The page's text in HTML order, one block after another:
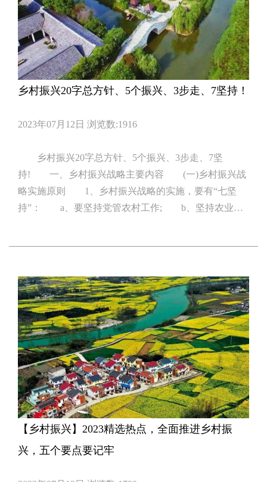
乡村振兴20字总方针、5个振兴、3步走、7坚持！
2023年07月12日 浏览数:1916
乡村振兴20字总方针、5个振兴、3步走、7坚
持! 一、乡村振兴战略主要内容 (一)乡村振兴战
略实施原则 1、乡村振兴战略的实施，要有“七坚
持”： a、要坚持党管农村工作; b、坚持农业农
和完善农村基本经营制度。 2、保持土地承包
【乡村振兴】2023精选热点，全面推进乡村振
兴，五个要点要记牢